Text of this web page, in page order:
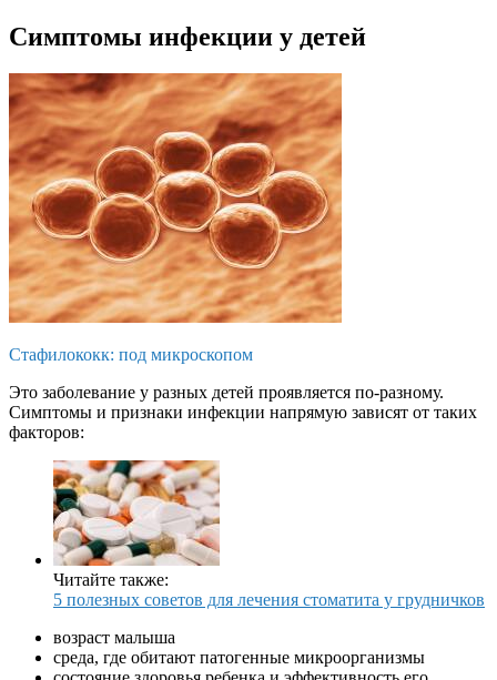
Симптомы инфекции у детей
Стафилококк: под микроскопом
Это заболевание у разных детей проявляется по-разному.
Симптомы и признаки инфекции напрямую зависят от таких
факторов:
Читайте также:
5 полезных советов для лечения стоматита у грудничков
возраст малыша
среда, где обитают патогенные микроорганизмы